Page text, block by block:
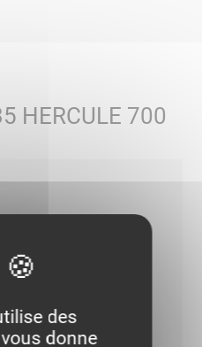
HERCULE 700
des
donne